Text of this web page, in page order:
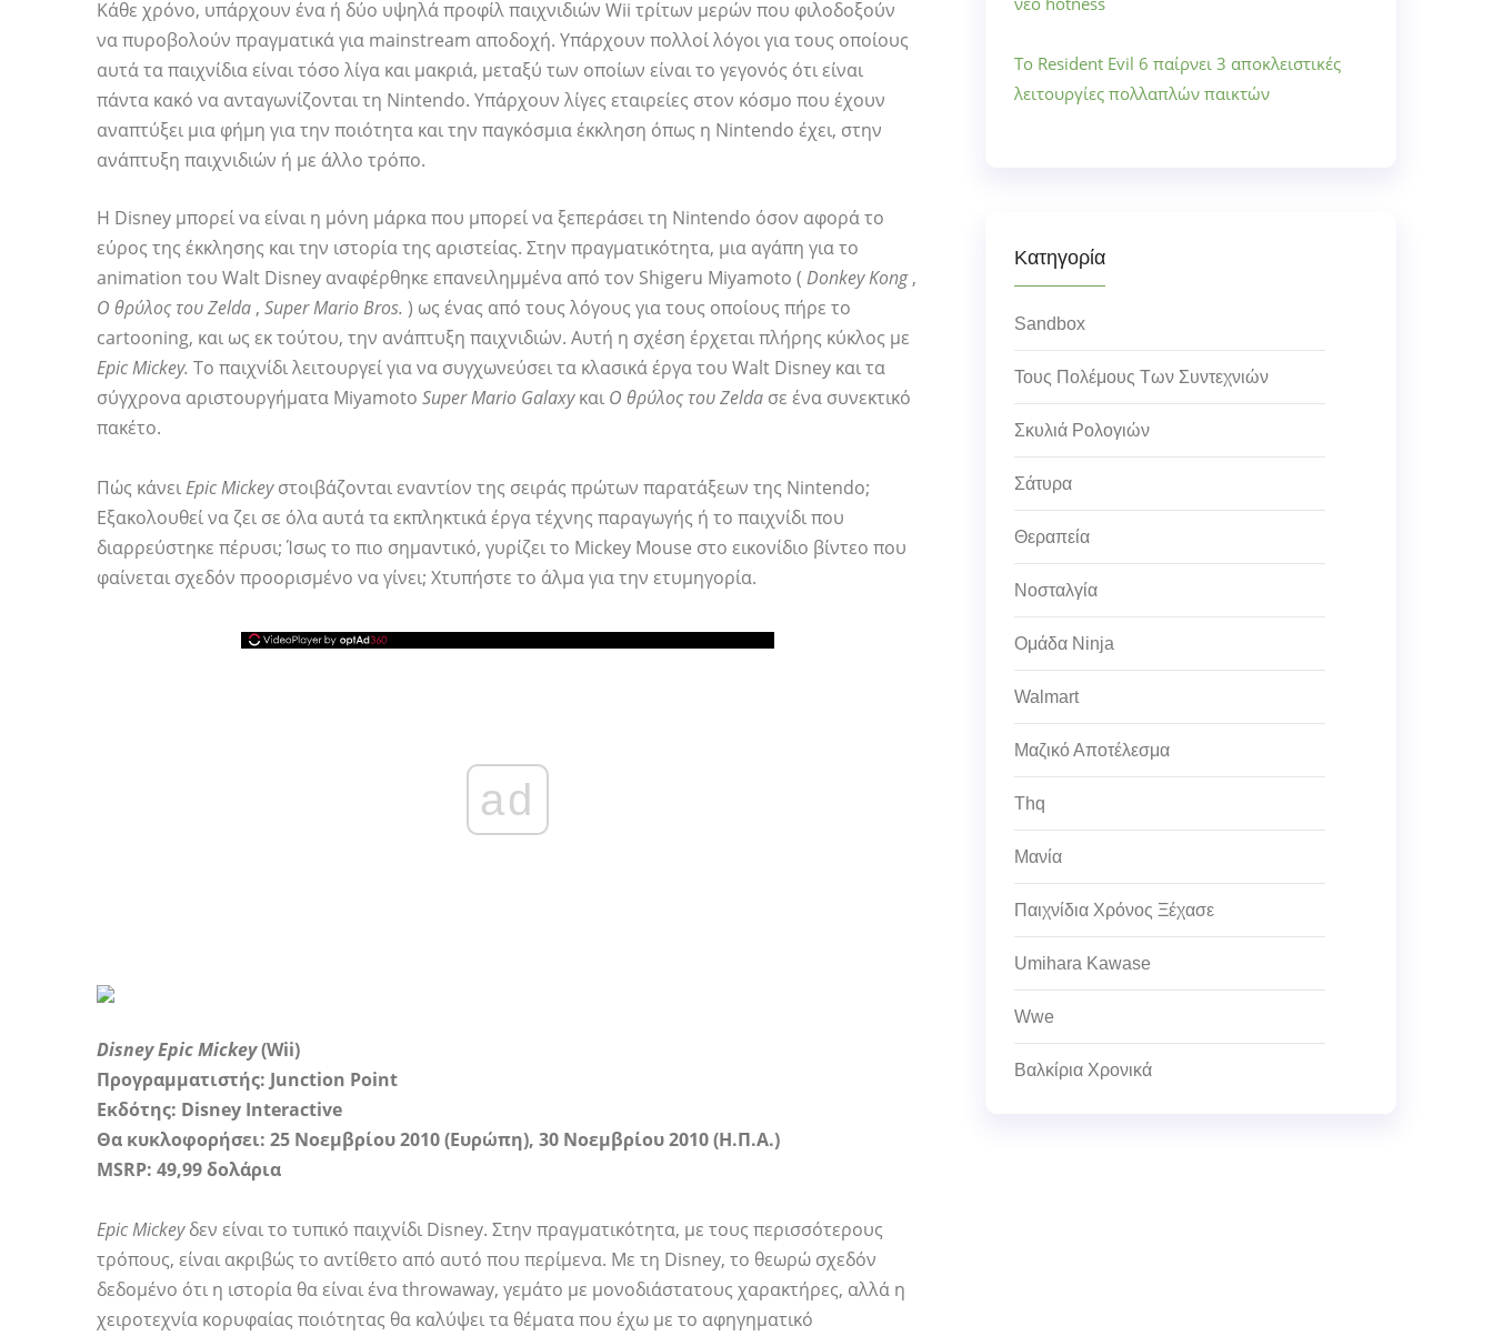
Κάθε χρόνο, υπάρχουν ένα ή δύο υψηλά προφίλ παιχνιδιών Wii τρίτων μερών που φιλοδοξούν
να πυροβολούν πραγματικά για mainstream αποδοχή. Υπάρχουν πολλοί λόγοι για τους οποίους
αυτά τα παιχνίδια είναι τόσο λίγα και μακριά, μεταξύ των οποίων είναι το γεγονός ότι είναι
πάντα κακό να ανταγωνίζονται τη Nintendo. Υπάρχουν λίγες εταιρείες στον κόσμο που έχουν
αναπτύξει μια φήμη για την ποιότητα και την παγκόσμια έκκληση όπως η Nintendo έχει, στην
ανάπτυξη παιχνιδιών ή με άλλο τρόπο.
Η Disney μπορεί να είναι η μόνη μάρκα που μπορεί να ξεπεράσει τη Nintendo όσον αφορά το
εύρος της έκκλησης και την ιστορία της αριστείας. Στην πραγματικότητα, μια αγάπη για το
animation του Walt Disney αναφέρθηκε επανειλημμένα από τον Shigeru Miyamoto ( Donkey Kong,
Ο θρύλος του Zelda , Super Mario Bros. ) ως ένας από τους λόγους για τους οποίους πήρε το
cartooning, και ως εκ τούτου, την ανάπτυξη παιχνιδιών. Αυτή η σχέση έρχεται πλήρης κύκλος με
Epic Mickey. Το παιχνίδι λειτουργεί για να συγχωνεύσει τα κλασικά έργα του Walt Disney και τα
σύγχρονα αριστουργήματα Miyamoto Super Mario Galaxyκαι Ο θρύλος του Zelda σε ένα συνεκτικό
πακέτο.
Πώς κάνειEpic Mickeyστοιβάζονται εναντίον της σειράς πρώτων παρατάξεων της Nintendo;
Εξακολουθεί να ζει σε όλα αυτά τα εκπληκτικά έργα τέχνης παραγωγής ή το παιχνίδι που
διαρρεύστηκε πέρυσι; Ίσως το πιο σημαντικό, γυρίζει το Mickey Mouse στο εικονίδιο βίντεο που
φαίνεται σχεδόν προορισμένο να γίνει; Χτυπήστε το άλμα για την ετυμηγορία.
ad
Disney Epic Mickey(Wii)
Προγραμματιστής: Junction Point
Εκδότης: Disney Interactive
Θα κυκλοφορήσει: 25 Νοεμβρίου 2010 (Ευρώπη), 30 Νοεμβρίου 2010 (Η.Π.Α.)
MSRP: 49,99 δολάρια
Epic Mickeyδεν είναι το τυπικό παιχνίδι Disney. Στην πραγματικότητα, με τους περισσότερους
τρόπους, είναι ακριβώς το αντίθετο από αυτό που περίμενα. Με τη Disney, το θεωρώ σχεδόν
δεδομένο ότι η ιστορία θα είναι ένα throwaway, γεμάτο με μονοδιάστατους χαρακτήρες, αλλά η
χειροτεχνία κορυφαίας ποιότητας θα καλύψει τα θέματα που έχω με το αφηγηματικό
Το Resident Evil 6 παίρνει 3 αποκλειστικές
λειτουργίες πολλαπλών παικτών
Κατηγορία
Sandbox
Τους Πολέμους Των Συντεχνιών
Σκυλιά Ρολογιών
Σάτυρα
Θεραπεία
Νοσταλγία
Ομάδα Ninja
Walmart
Μαζικό Αποτέλεσμα
Thq
Μανία
Παιχνίδια Χρόνος Ξέχασε
Umihara Kawase
Wwe
Βαλκίρια Χρονικά